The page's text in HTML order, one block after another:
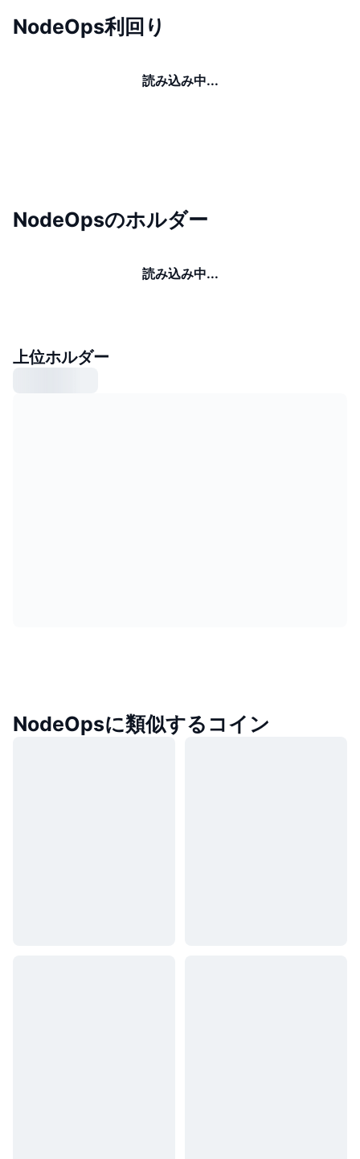
NodeOps利回り
読み込み中...
NodeOpsのホルダー
読み込み中...
上位ホルダー
NodeOpsに類似するコイン